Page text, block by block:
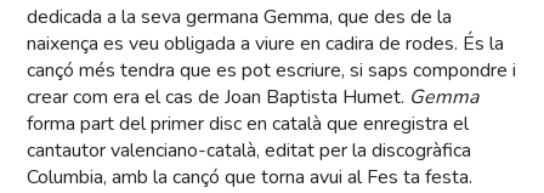
dedicada a la seva germana Gemma, que des de la
naixença es veu obligada a viure en cadira de rodes. És la
cançó més tendra que es pot escriure, si saps compondre i
crear com era el cas de Joan Baptista Humet. Gemma
forma part del primer disc en català que enregistra el
cantautor valenciano-català, editat per la discogràfica
Columbia, amb la cançó que torna avui al Fes ta festa.